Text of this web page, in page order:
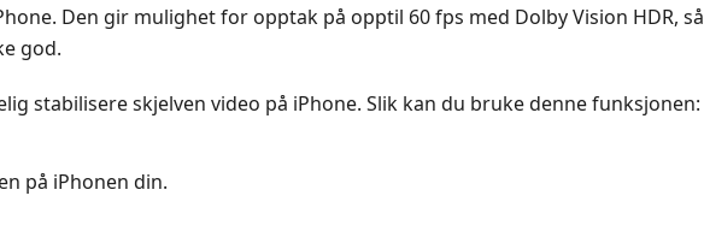
Den gir mulighet for opptak på opptil 60 fps med Dolby Vision HDR, så
god.
stabilisere skjelven video på iPhone. Slik kan du bruke denne funksjonen:
på iPhonen din.